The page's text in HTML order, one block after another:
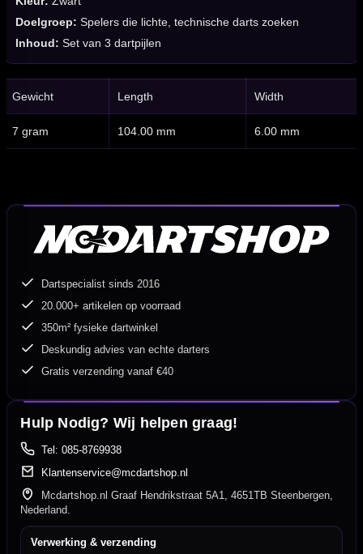
Doelgroep: Spelers die lichte, technische darts zoeken
Inhoud: Set van 3 dartpijlen
Gewicht Length Width
7 gram 104.00 mm 6.00 mm
Dartspecialist sinds 2016
20.000+ artikelen op voorraad
350m² fysieke dartwinkel
Deskundig advies van echte darters
Gratis verzending vanaf €40
Hulp Nodig? Wij helpen graag!
Tel: 085-8769938
Klantenservice@mcdartshop.nl
Mcdartshop.nl Graaf Hendrikstraat 5A1, 4651TB Steenbergen,
Nederland.
Verwerking & verzending